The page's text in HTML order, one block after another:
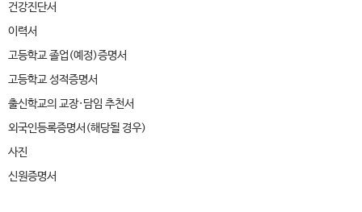
건강진단서
이력서
고등학교 졸업(예정)증명서
고등학교 성적증명서
출신학교의 교장·담임 추천서
외국인등록증명서(해당될 경우)
사진
신원증명서